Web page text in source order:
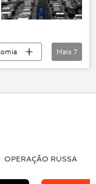
Mais 7
OPERAÇÃO RUSSA